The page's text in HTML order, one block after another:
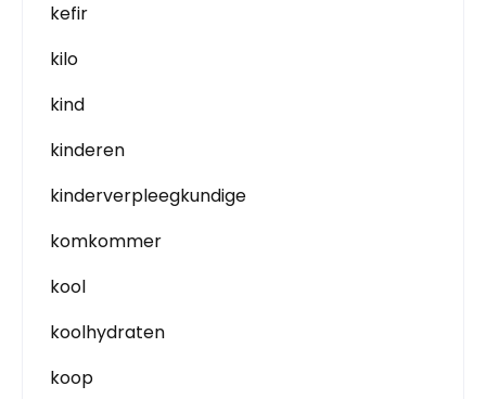
kefir
kilo
kind
kinderen
kinderverpleegkundige
komkommer
kool
koolhydraten
koop